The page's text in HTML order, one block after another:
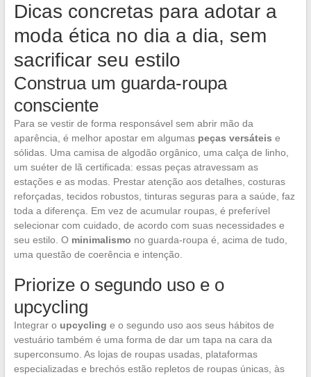
Dicas concretas para adotar a
moda ética no dia a dia, sem
sacrificar seu estilo
Construa um guarda-roupa
consciente
Para se vestir de forma responsável sem abrir mão da
aparência, é melhor apostar em algumas peças versáteis e
sólidas. Uma camisa de algodão orgânico, uma calça de linho,
um suéter de lã certificada: essas peças atravessam as
estações e as modas. Prestar atenção aos detalhes, costuras
reforçadas, tecidos robustos, tinturas seguras para a saúde, faz
toda a diferença. Em vez de acumular roupas, é preferível
selecionar com cuidado, de acordo com suas necessidades e
seu estilo. O minimalismo no guarda-roupa é, acima de tudo,
uma questão de coerência e intenção.
Priorize o segundo uso e o
upcycling
Integrar o upcycling e o segundo uso aos seus hábitos de
vestuário também é uma forma de dar um tapa na cara da
superconsumo. As lojas de roupas usadas, plataformas
especializadas e brechós estão repletos de roupas únicas, às